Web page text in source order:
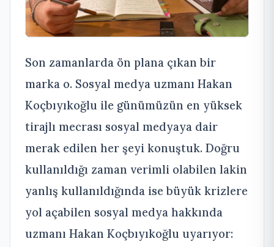
Son zamanlarda ön plana çıkan bir
marka o. Sosyal medya uzmanı Hakan
Koçbıyıkoğlu ile günümüzün en yüksek
tirajlı mecrası sosyal medyaya dair
merak edilen her şeyi konuştuk. Doğru
kullanıldığı zaman verimli olabilen lakin
yanlış kullanıldığında ise büyük krizlere
yol açabilen sosyal medya hakkında
uzmanı Hakan Koçbıyıkoğlu uyarıyor: